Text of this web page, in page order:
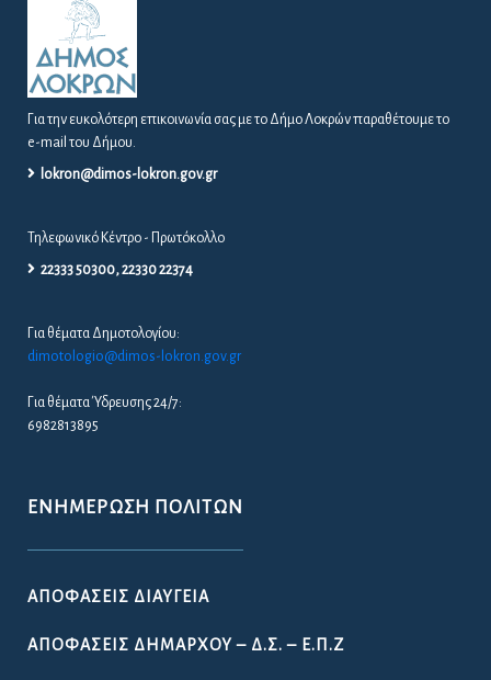
Για την ευκολότερη επικοινωνία σας με το Δήμο Λοκρών παραθέτουμε το
e-mail του Δήμου.
lokron@dimos-lokron.gov.gr
Τηλεφωνικό Κέντρο - Πρωτόκολλο
22333 50300, 22330 22374
Για θέματα Δημοτολογίου:
dimotologio@dimos-lokron.gov.gr
Για θέματα Ύδρευσης 24/7:
6982813895
ΕΝΗΜΈΡΩΣΗ ΠΟΛΙΤΏΝ
ΑΠΟΦΆΣΕΙΣ ΔΙΑΎΓΕΙΑ
ΑΠΟΦΆΣΕΙΣ ΔΗΜΆΡΧΟΥ – Δ.Σ. – Ε.Π.Ζ